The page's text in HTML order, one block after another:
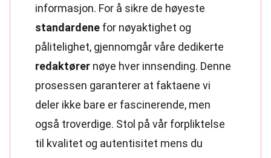
informasjon. For å sikre de høyeste
standardene for nøyaktighet og
pålitelighet, gjennomgår våre dedikerte
redaktører nøye hver innsending. Denne
prosessen garanterer at faktaene vi
deler ikke bare er fascinerende, men
også troverdige. Stol på vår forpliktelse
til kvalitet og autentisitet mens du